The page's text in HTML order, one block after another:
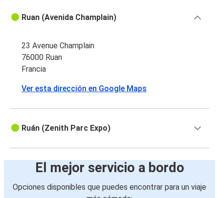
Ruan (Avenida Champlain)
23 Avenue Champlain
76000 Ruan
Francia
Ver esta dirección en Google Maps
Ruán (Zenith Parc Expo)
El mejor servicio a bordo
Opciones disponibles que puedes encontrar para un viaje